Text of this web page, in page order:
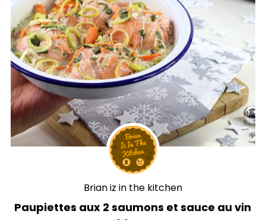
Brian iz in the kitchen
Paupiettes aux 2 saumons et sauce au vin